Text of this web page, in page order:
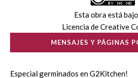
Esta obra está
Licencia de Creative
MENSAJES Y PÁGINAS
Especial germinados en G2Kitchen!